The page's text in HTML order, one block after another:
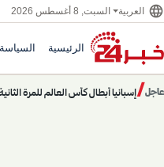
language العربية السبت, 8 أغسطس 2026
الرئيسية السياسة
عاجل/حديث الساعةحديث الساعة: